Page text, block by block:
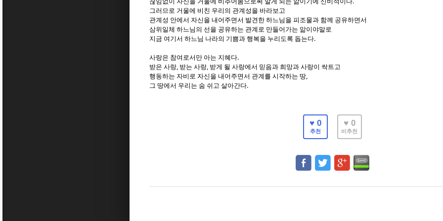
그러므로 거울에 비친 우리의 관계성을 바라보고
관계성 안에서 자신을 내어주면서 발견한 하느님을 피조물과 함께 공유하면서
삼위일체 하느님의 선을 공유하는 관계로 만들어가는 앎이야말로
지금 여기서 하느님 나라의 기쁨과 행복을 누리도록 돕는다.
사랑은 참여로서만 아는 지혜다.
받은 사랑, 받는 사랑, 받게 될 사랑에서 믿음과 희망과 사랑이 싹트고
행동하는 자비로 자신을 내어주면서 관계를 시작하는 땅,
그 땅에서 우리는 숨 쉬고 살아간다.
♥ 0
추천
♥ 0
비추천